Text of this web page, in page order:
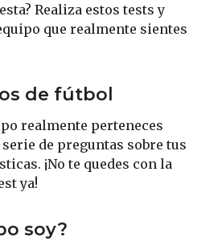
Realiza estos tests y
que realmente sientes
de fútbol
realmente perteneces
de preguntas sobre tus
¡No te quedes con la
ya!
soy?